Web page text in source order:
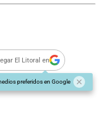
El Litoral en
preferidos en Google